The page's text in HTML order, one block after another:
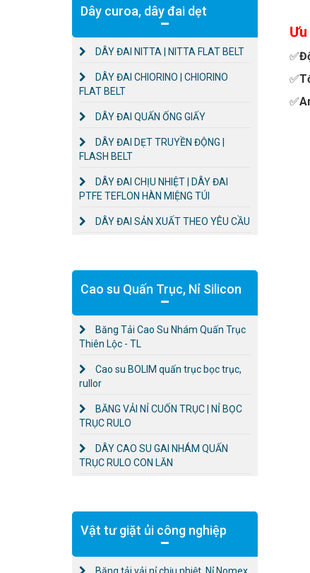
Dây curoa, dây đai dẹt
DÂY ĐAI NITTA | NITTA FLAT BELT
DÂY ĐAI CHIORINO | CHIORINO
FLAT BELT
DÂY ĐAI QUẤN ỐNG GIẤY
DÂY ĐAI DẸT TRUYỀN ĐỘNG |
FLASH BELT
DÂY ĐAI CHỊU NHIỆT | DÂY ĐAI
PTFE TEFLON HÀN MIỆNG TÚI
DÂY ĐAI SẢN XUẤT THEO YÊU CẦU
Cao su Quấn Trục, Nỉ Silicon
Băng Tải Cao Su Nhám Quấn Trục
Thiên Lộc - TL
Cao su BOLIM quấn trục bọc trục,
rullor
BĂNG VẢI NỈ CUỐN TRỤC | NỈ BỌC
TRỤC RULO
DÂY CAO SU GAI NHÁM QUẤN
TRỤC RULO CON LĂN
Vật tư giặt ủi công nghiệp
Băng tải vải nỉ chịu nhiệt, Nỉ Nomex,
✅
✅
✅